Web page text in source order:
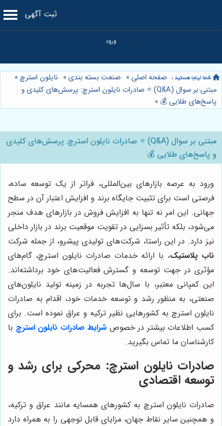
ثبت آگهی
صفحه اصلی » صنعت بسته بندی» نایلون استرچ»
مبتنی بر سوال (Q&A) ⭐️ صادرات نایلون استرچ: پرسش‌های کلیدی و
پاسخ‌های طلایی 💰 »
مبتنی بر سوال (Q&A) ⭐️ صادرات نایلون استرچ: پرسش‌های کلیدی
و پاسخ‌های طلایی 💰
ورود به عرصه بازارهای بین‌المللی، فراتر از یک توسعه ساده،
فرصتی است برای تثبیت جایگاه برند و افزایش اعتبار آن در سطح
جهانی. این امر نه تنها به افزایش فروش در بازارهای هدف منجر
می‌شود، بلکه تأثیر بسزایی در تقویت موقعیت برند در بازار داخلی
نیز دارد. در این راستا، شرکت‌های تولیدی پیشرو، از جمله شرکت
ناب پلاستیک، با ارائه خدمات صادرات نایلون استرچ، گام‌های
مؤثری در جهت توسعه و گسترش فعالیت‌های خود برداشته‌اند.
این کمپانی معتبر، با سال‌ها تجربه در زمینه تولید نایلون‌های
صنعتی، به منظور رشد و توسعه خدمات خود، اقدام به صادرات
نایلون استرچ به کشورهایی نظیر ترکیه و عراق نموده است. برای
کسب اطلاعات بیشتر در خصوص شرایط صادرات نایلون استرچ با
کارشناسان ما تماس بگیرید.
صادرات نایلون استرچ: محرکی برای رشد و
توسعه اقتصادی
صادرات نایلون استرچ به کشورهای همسایه مانند عراق و ترکیه،
و همچنین سایر نقاط جهان، مزایای قابل توجهی را به همراه دارد